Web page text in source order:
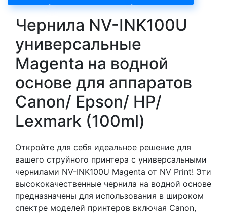
Чернила NV-INK100U
универсальные
Magenta на водной
основе для аппаратов
Сanon/ Epson/ НР/
Lexmark (100ml)
Откройте для себя идеальное решение для
вашего струйного принтера с универсальными
чернилами NV-INK100U Magenta от NV Print! Эти
высококачественные чернила на водной основе
предназначены для использования в широком
спектре моделей принтеров включая Canon,